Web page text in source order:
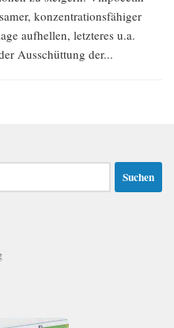
konzentrationsfähiger
aufhellen, letzteres u.a.
Ausschüttung der...